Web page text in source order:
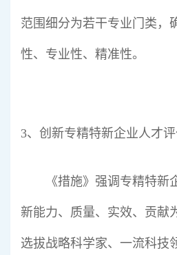
范围细分为若干专业门类，
性、专业性、精准性。
3、创新专精特新企业人才
《措施》强调专精特新
新能力、质量、实效、贡献
选拔战略科学家、一流科技